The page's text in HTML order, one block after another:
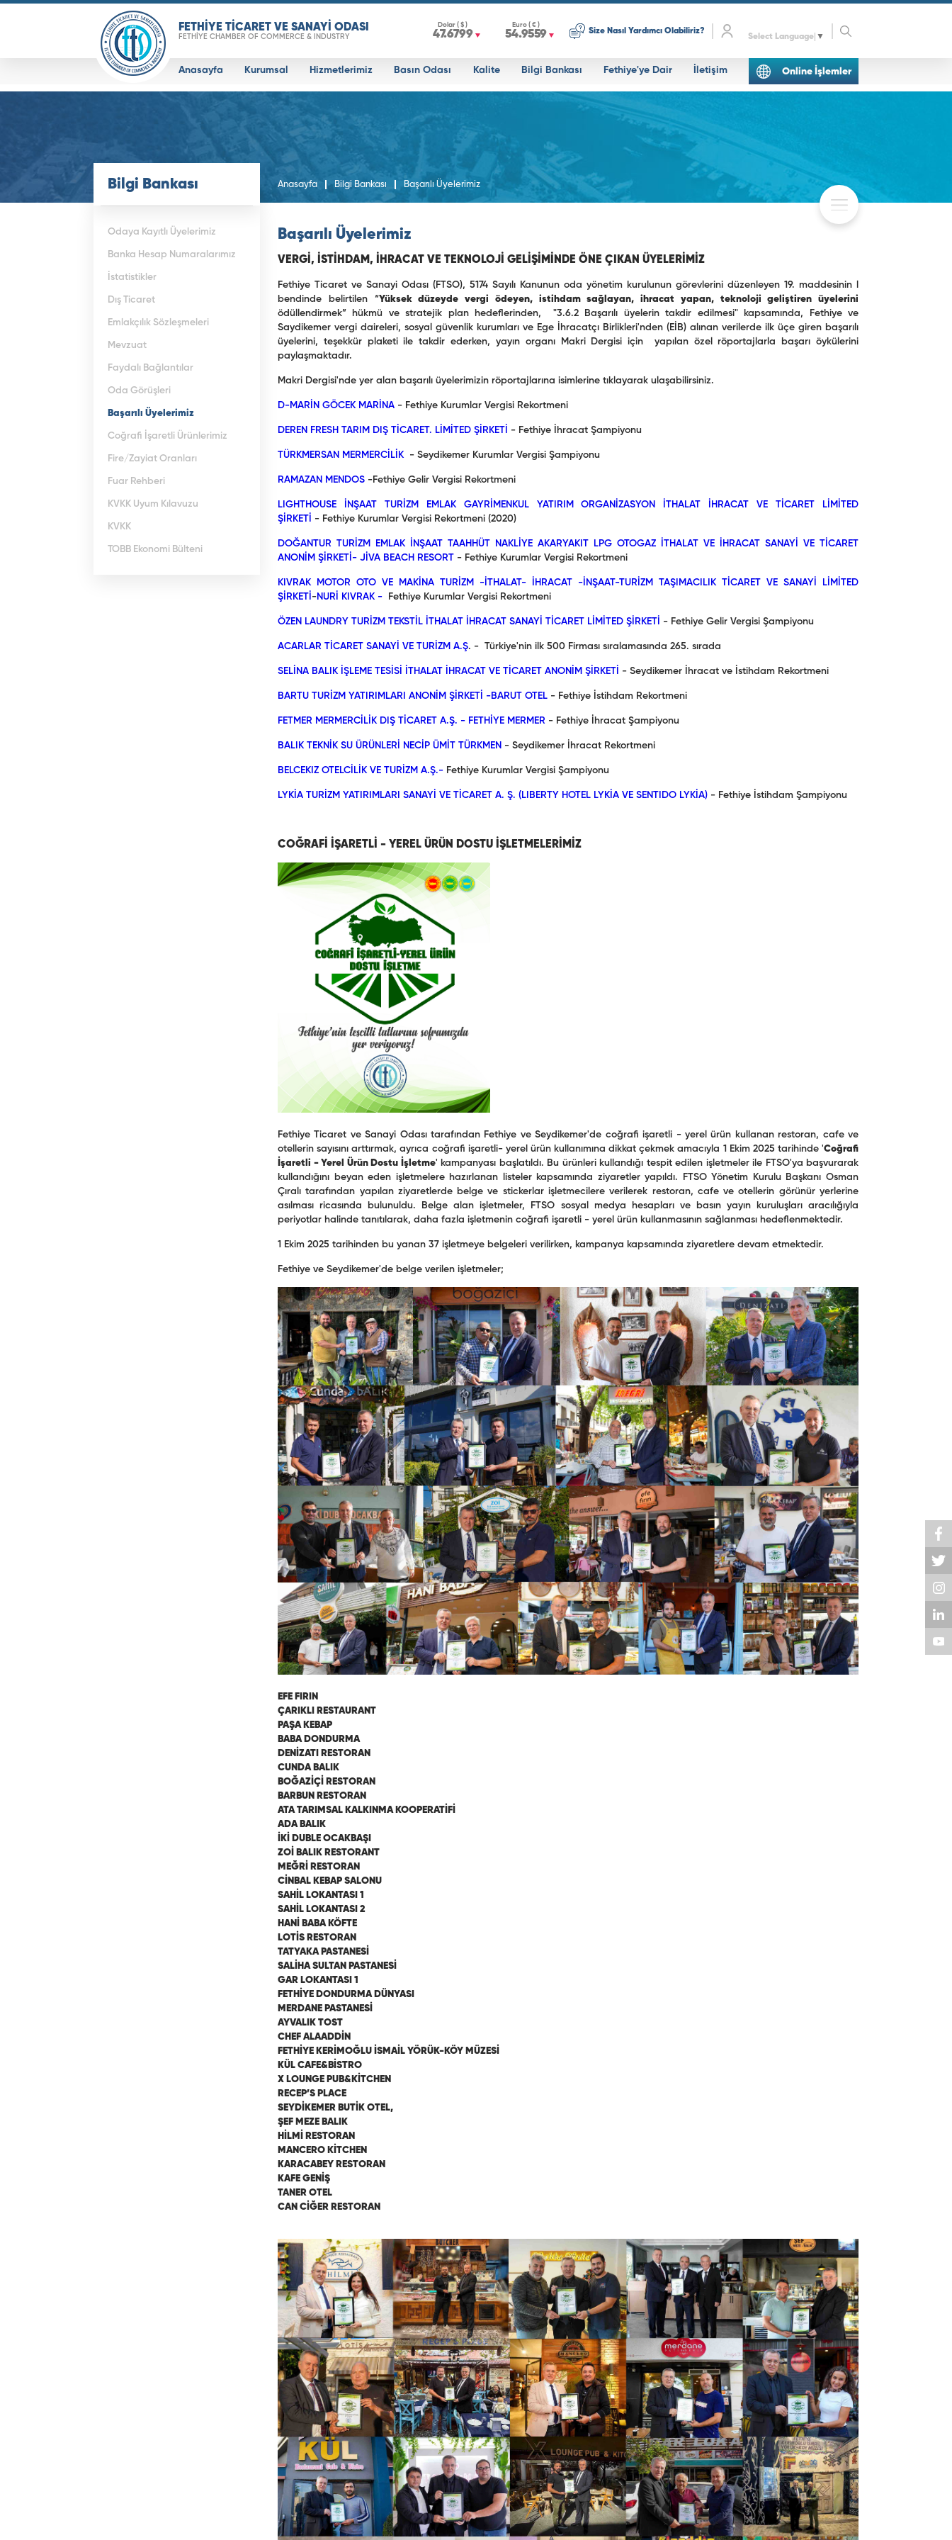
FETHİYE TİCARET VE SANAYİ ODASI
FETHİYE CHAMBER OF COMMERCE & INDUSTRY
Dolar ( $ )
47.6799
Euro ( € )
54.9559 Size Nasıl Yardımcı Olabiliriz?
Select Language ▼
Anasayfa Kurumsal Hizmetlerimiz Basın Odası Kalite Bilgi Bankası Fethiye'ye Dair İletişim Online İşlemler
Bilgi Bankası Anasayfa Bilgi Bankası Başarılı Üyelerimiz
Odaya Kayıtlı Üyelerimiz
Banka Hesap Numaralarımız
İstatistikler
Dış Ticaret
Emlakçılık Sözleşmeleri
Mevzuat
Faydalı Bağlantılar
Oda Görüşleri
Başarılı Üyelerimiz
Coğrafi İşaretli Ürünlerimiz
Fire/Zayiat Oranları
Fuar Rehberi
KVKK Uyum Kılavuzu
KVKK
TOBB Ekonomi Bülteni
Başarılı Üyelerimiz
VERGİ, İSTİHDAM, İHRACAT VE TEKNOLOJİ GELİŞİMİNDE ÖNE ÇIKAN ÜYELERİMİZ
Fethiye Ticaret ve Sanayi Odası (FTSO), 5174 Sayılı Kanunun oda yönetim kurulunun görevlerini düzenleyen 19. maddesinin l
bendinde belirtilen “Yüksek düzeyde vergi ödeyen, istihdam sağlayan, ihracat yapan, teknoloji geliştiren üyelerini
ödüllendirmek” hükmü ve stratejik plan hedeflerinden, "3.6.2 Başarılı üyelerin takdir edilmesi" kapsamında, Fethiye ve
Saydikemer vergi daireleri, sosyal güvenlik kurumları ve Ege İhracatçı Birlikleri'nden (EİB) alınan verilerde ilk üçe giren başarılı
üyelerini, teşekkür plaketi ile takdir ederken, yayın organı Makri Dergisi için yapılan özel röportajlarla başarı öykülerini
paylaşmaktadır.
Makri Dergisi'nde yer alan başarılı üyelerimizin röportajlarına isimlerine tıklayarak ulaşabilirsiniz.
D-MARİN GÖCEK MARİNA - Fethiye Kurumlar Vergisi Rekortmeni
DEREN FRESH TARIM DIŞ TİCARET. LİMİTED ŞİRKETİ - Fethiye İhracat Şampiyonu
TÜRKMERSAN MERMERCİLİK - Seydikemer Kurumlar Vergisi Şampiyonu
RAMAZAN MENDOS -Fethiye Gelir Vergisi Rekortmeni
LIGHTHOUSE İNŞAAT TURİZM EMLAK GAYRİMENKUL YATIRIM ORGANİZASYON İTHALAT İHRACAT VE TİCARET LİMİTED
ŞİRKETİ
- Fethiye Kurumlar Vergisi Rekortmeni (2020)
DOĞANTUR TURİZM EMLAK İNŞAAT TAAHHÜT NAKLİYE AKARYAKIT LPG OTOGAZ İTHALAT VE İHRACAT SANAYİ VE TİCARET
ANONİM ŞİRKETİ- JİVA BEACH RESORT - Fethiye Kurumlar Vergisi Rekortmeni
KIVRAK MOTOR OTO VE MAKİNA TURİZM -İTHALAT- İHRACAT -İNŞAAT-TURİZM TAŞIMACILIK TİCARET VE SANAYİ LİMİTED
ŞİRKETİ -NURİ KIVRAK - Fethiye Kurumlar Vergisi Rekortmeni
ÖZEN LAUNDRY TURİZM TEKSTİL İTHALAT İHRACAT SANAYİ TİCARET LİMİTED ŞİRKETİ - Fethiye Gelir Vergisi Şampiyonu
ACARLAR TİCARET SANAYİ VE TURİZM A.Ş. - Türkiye'nin ilk 500 Firması sıralamasında 265. sırada
SELİNA BALIK İŞLEME TESİSİ İTHALAT İHRACAT VE TİCARET ANONİM ŞİRKETİ - Seydikemer İhracat ve İstihdam Rekortmeni
BARTU TURİZM YATIRIMLARI ANONİM ŞİRKETİ -BARUT OTEL - Fethiye İstihdam Rekortmeni
FETMER MERMERCİLİK DIŞ TİCARET A.Ş. - FETHİYE MERMER - Fethiye İhracat Şampiyonu
BALIK TEKNİK SU ÜRÜNLERİ NECİP ÜMİT TÜRKMEN - Seydikemer İhracat Rekortmeni
BELCEKIZ OTELCİLİK VE TURİZM A.Ş.- Fethiye Kurumlar Vergisi Şampiyonu
LYKİA TURİZM YATIRIMLARI SANAYİ VE TİCARET A. Ş. (LIBERTY HOTEL LYKİA VE SENTIDO LYKİA) - Fethiye İstihdam Şampiyonu
COĞRAFİ İŞARETLİ - YEREL ÜRÜN DOSTU İŞLETMELERİMİZ
Fethiye Ticaret ve Sanayi Odası tarafından Fethiye ve Seydikemer'de coğrafi işaretli - yerel ürün kullanan restoran, cafe ve
otellerin sayısını arttırmak, ayrıca coğrafi işaretli- yerel ürün kullanımına dikkat çekmek amacıyla 1 Ekim 2025 tarihinde 'Coğrafi
İşaretli - Yerel Ürün Dostu İşletme' kampanyası başlatıldı. Bu ürünleri kullandığı tespit edilen işletmeler ile FTSO'ya başvurarak
kullandığını beyan eden işletmelere hazırlanan listeler kapsamında ziyaretler yapıldı. FTSO Yönetim Kurulu Başkanı Osman
Çıralı tarafından yapılan ziyaretlerde belge ve stickerlar işletmecilere verilerek restoran, cafe ve otellerin görünür yerlerine
asılması ricasında bulunuldu. Belge alan işletmeler, FTSO sosyal medya hesapları ve basın yayın kuruluşları aracılığıyla
periyotlar halinde tanıtılarak, daha fazla işletmenin coğrafi işaretli - yerel ürün kullanmasının sağlanması hedeflenmektedir.
1 Ekim 2025 tarihinden bu yanan 37 işletmeye belgeleri verilirken, kampanya kapsamında ziyaretlere devam etmektedir.
Fethiye ve Seydikemer'de belge verilen işletmeler;
EFE FIRIN
ÇARIKLI RESTAURANT
PAŞA KEBAP
BABA DONDURMA
DENİZATI RESTORAN
CUNDA BALIK
BOĞAZİÇİ RESTORAN
BARBUN RESTORAN
ATA TARIMSAL KALKINMA KOOPERATİFİ
ADA BALIK
İKİ DUBLE OCAKBAŞI
ZOİ BALIK RESTORANT
MEĞRİ RESTORAN
CİNBAL KEBAP SALONU
SAHİL LOKANTASI 1
SAHİL LOKANTASI 2
HANİ BABA KÖFTE
LOTİS RESTORAN
TATYAKA PASTANESİ
SALİHA SULTAN PASTANESİ
GAR LOKANTASI 1
FETHİYE DONDURMA DÜNYASI
MERDANE PASTANESİ
AYVALIK TOST
CHEF ALAADDİN
FETHİYE KERİMOĞLU İSMAİL YÖRÜK-KÖY MÜZESİ
KÜL CAFE&BİSTRO
X LOUNGE PUB&KİTCHEN
RECEP’S PLACE
SEYDİKEMER BUTİK OTEL,
ŞEF MEZE BALIK
HİLMİ RESTORAN
MANCERO KİTCHEN
KARACABEY RESTORAN
KAFE GENİŞ
TANER OTEL
CAN CİĞER RESTORAN